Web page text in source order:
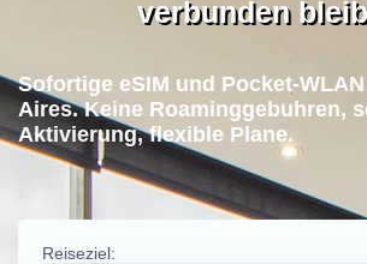
verbunden
Sofortige eSIM und Pocket-
Aires. Keine Roaminggebuhren,
Aktivierung, flexible Plane.
Reiseziel: